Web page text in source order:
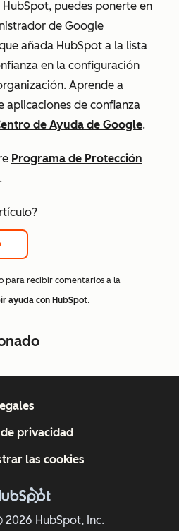
puedes ponerte en
de Google
añada HubSpot a la lista
en la configuración
Aprende a
aplicaciones de confianza
de Ayuda de Google.
Programa de Protección
.
para recibir comentarios a la
ayuda con HubSpot.
HubSpot, Inc.
privacidad
las cookies